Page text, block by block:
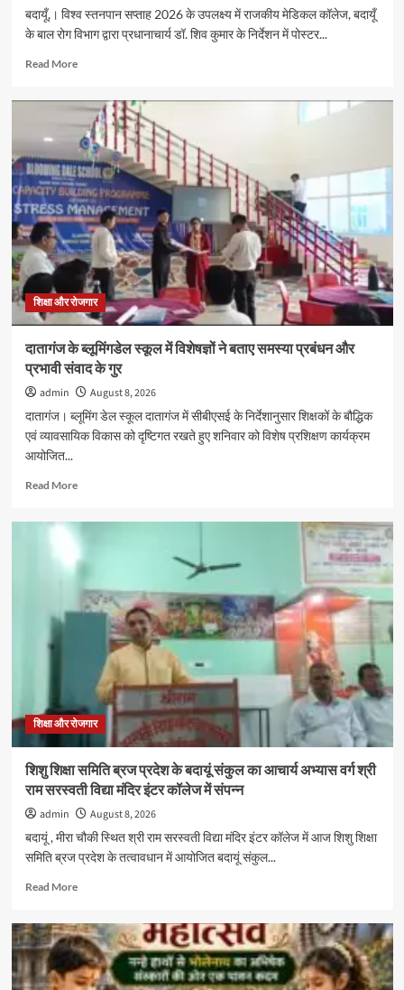
बदायूँ,। विश्व स्तनपान सप्ताह 2026 के उपलक्ष्य में राजकीय मेडिकल कॉलेज, बदायूँ
के बाल रोग विभाग द्वारा प्रधानाचार्य डॉ. शिव कुमार के निर्देशन में पोस्टर...
Read MoreRead
विश्व
स्तनपान
सप्ताह
2026
के
अवसर
पर
पोस्टर
प्रतियोगिता
का
आयोजन
शिक्षा और रोजगार
दातागंज के ब्लूमिंगडेल स्कूल में विशेषज्ञों ने बताए समस्या प्रबंधन और
प्रभावी संवाद के गुर
admin
August 8, 2026
दातागंज। ब्लूमिंग डेल स्कूल दातागंज में सीबीएसई के निर्देशानुसार शिक्षकों के बौद्धिक
एवं व्यावसायिक विकास को दृष्टिगत रखते हुए शनिवार को विशेष प्रशिक्षण कार्यक्रम
आयोजित...
Read MoreRead
दातागंज
ब्लूमिंगडेल
विशेषज्ञों
समस्या
प्रबंधन
और
प्रभावी
गुर
शिक्षा और रोजगार
शिशु शिक्षा समिति ब्रज प्रदेश के बदायूं संकुल का आचार्य अभ्यास वर्ग श्री
राम सरस्वती विद्या मंदिर इंटर कॉलेज में संपन्न
admin
August 8, 2026
बदायूं , मीरा चौकी स्थित श्री राम सरस्वती विद्या मंदिर इंटर कॉलेज में आज शिशु शिक्षा
समिति ब्रज प्रदेश के तत्वावधान में आयोजित बदायूं संकुल...
Read MoreRead
शिशु
शिक्षा
समिति
ब्रज